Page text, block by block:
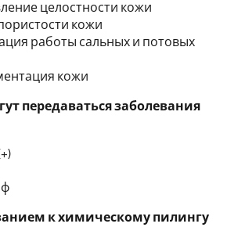
целостности кожи
кожи
работы сальных и потовых
кожи
передаваться заболевания
к химическому пилингу